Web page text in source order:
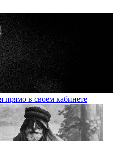
прямо в своем кабинете